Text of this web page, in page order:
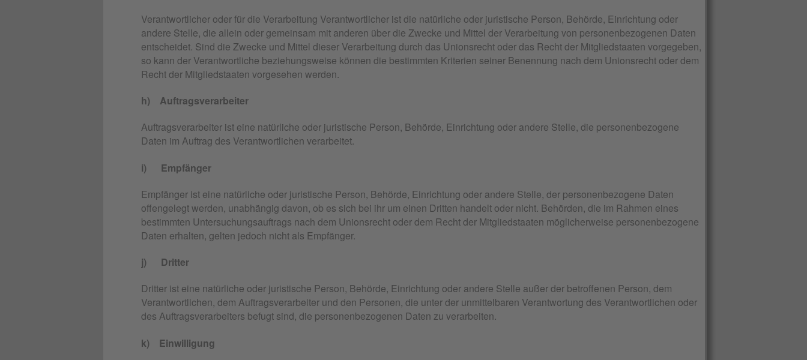
Verantwortlicher oder für die Verarbeitung Verantwortlicher ist die natürliche oder juristische Person, Behörde, Einrichtung oder
andere Stelle, die allein oder gemeinsam mit anderen über die Zwecke und Mittel der Verarbeitung von personenbezogenen Daten
entscheidet. Sind die Zwecke und Mittel dieser Verarbeitung durch das Unionsrecht oder das Recht der Mitgliedstaaten vorgegeben,
so kann der Verantwortliche beziehungsweise können die bestimmten Kriterien seiner Benennung nach dem Unionsrecht oder dem
Recht der Mitgliedstaaten vorgesehen werden.
h) Auftragsverarbeiter
Auftragsverarbeiter ist eine natürliche oder juristische Person, Behörde, Einrichtung oder andere Stelle, die personenbezogene
Daten im Auftrag des Verantwortlichen verarbeitet.
i) Empfänger
Empfänger ist eine natürliche oder juristische Person, Behörde, Einrichtung oder andere Stelle, der personenbezogene Daten
offengelegt werden, unabhängig davon, ob es sich bei ihr um einen Dritten handelt oder nicht. Behörden, die im Rahmen eines
bestimmten Untersuchungsauftrags nach dem Unionsrecht oder dem Recht der Mitgliedstaaten möglicherweise personenbezogene
Daten erhalten, gelten jedoch nicht als Empfänger.
j) Dritter
Dritter ist eine natürliche oder juristische Person, Behörde, Einrichtung oder andere Stelle außer der betroffenen Person, dem
Verantwortlichen, dem Auftragsverarbeiter und den Personen, die unter der unmittelbaren Verantwortung des Verantwortlichen oder
des Auftragsverarbeiters befugt sind, die personenbezogenen Daten zu verarbeiten.
k) Einwilligung